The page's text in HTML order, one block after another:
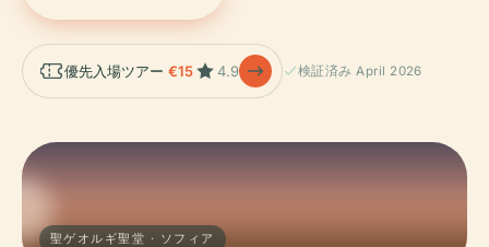
優先入場ツアー €15 4.9 検証済み April 2026
聖ゲオルギ聖堂 · ソフィア